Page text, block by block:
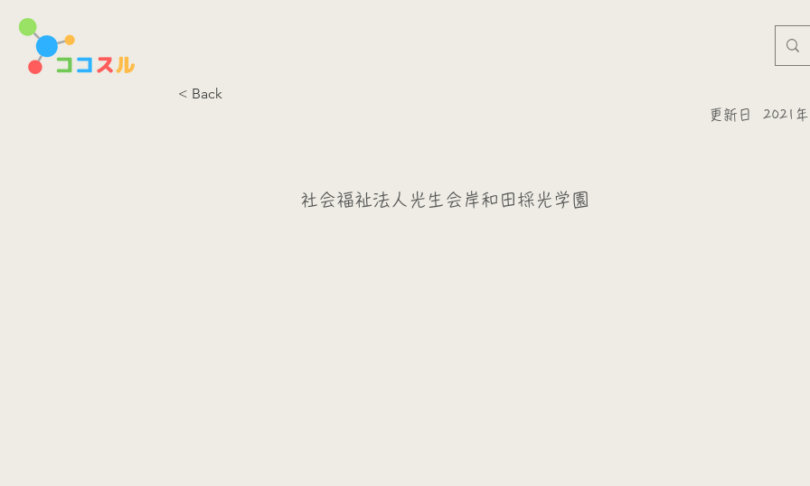
< Back
更新日 2021
社会福祉法人光生会岸和田採光学園